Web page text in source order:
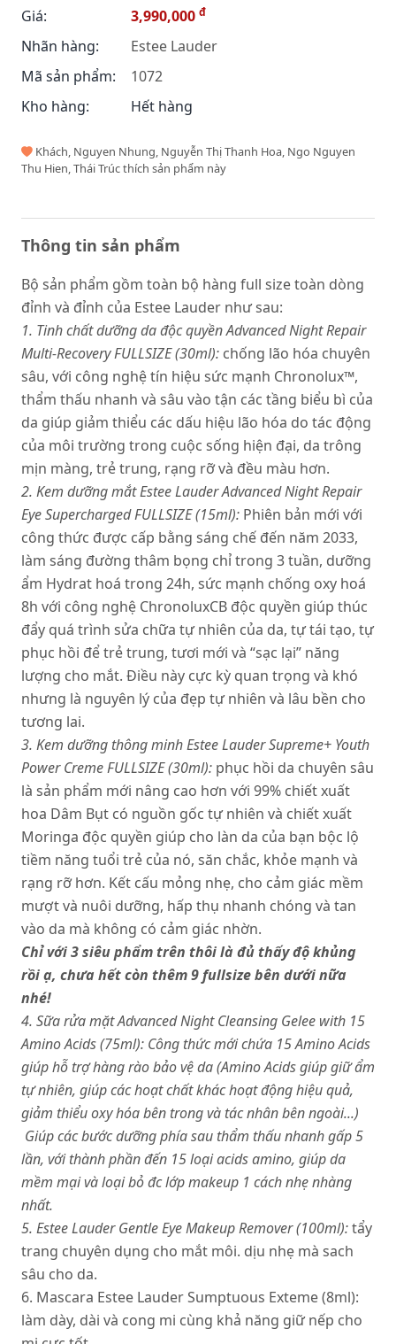
Giá: 3,990,000 đ
Nhãn hàng:
Estee Lauder
Mã sản phẩm:
1072
Kho hàng:
Hết hàng
Khách, Nguyen Nhung, Nguyễn Thị Thanh Hoa, Ngo Nguyen
Thu Hien, Thái Trúc thích sản phẩm này
Thông tin sản phẩm
Bộ sản phẩm gồm toàn bộ hàng full size toàn dòng
đỉnh và đỉnh của Estee Lauder như sau:
1. Tinh chất dưỡng da độc quyền Advanced Night Repair
Multi-Recovery FULLSIZE (30ml): chống lão hóa chuyên
sâu, với công nghệ tín hiệu sức mạnh Chronolux™,
thẩm thấu nhanh và sâu vào tận các tầng biểu bì của
da giúp giảm thiểu các dấu hiệu lão hóa do tác động
của môi trường trong cuộc sống hiện đại, da trông
mịn màng, trẻ trung, rạng rỡ và đều màu hơn.
2. Kem dưỡng mắt Estee Lauder Advanced Night Repair
Eye Supercharged FULLSIZE (15ml): Phiên bản mới với
công thức được cấp bằng sáng chế đến năm 2033,
làm sáng đường thâm bọng chỉ trong 3 tuần, dưỡng
ẩm Hydrat hoá trong 24h, sức mạnh chống oxy hoá
8h với công nghệ ChronoluxCB độc quyền giúp thúc
đẩy quá trình sửa chữa tự nhiên của da, tự tái tạo, tự
phục hồi để trẻ trung, tươi mới và “sạc lại” năng
lượng cho mắt. Điều này cực kỳ quan trọng và khó
nhưng là nguyên lý của đẹp tự nhiên và lâu bền cho
tương lai.
3. Kem dưỡng thông minh Estee Lauder Supreme+ Youth
Power Creme FULLSIZE (30ml): phục hồi da chuyên sâu
là sản phẩm mới nâng cao hơn với 99% chiết xuất
hoa Dâm Bụt có nguồn gốc tự nhiên và chiết xuất
Moringa độc quyền giúp cho làn da của bạn bộc lộ
tiềm năng tuổi trẻ của nó, săn chắc, khỏe mạnh và
rạng rỡ hơn. Kết cấu mỏng nhẹ, cho cảm giác mềm
mượt và nuôi dưỡng, hấp thụ nhanh chóng và tan
vào da mà không có cảm giác nhờn.
Chỉ với 3 siêu phẩm trên thôi là đủ thấy độ khủng
rồi ạ, chưa hết còn thêm 9 fullsize bên dưới nữa
nhé!
4. Sữa rửa mặt Advanced Night Cleansing Gelee with 15
Amino Acids (75ml): Công thức mới chứa 15 Amino Acids
giúp hỗ trợ hàng rào bảo vệ da (Amino Acids giúp giữ ẩm
tự nhiên, giúp các hoạt chất khác hoạt động hiệu quả,
giảm thiểu oxy hóa bên trong và tác nhân bên ngoài...)
Giúp các bước dưỡng phía sau thẩm thấu nhanh gấp 5
lần, với thành phần đến 15 loại acids amino, giúp da
mềm mại và loại bỏ đc lớp makeup 1 cách nhẹ nhàng
nhất.
5. Estee Lauder Gentle Eye Makeup Remover(100ml):tẩy
trang chuyên dụng cho mắt môi. dịu nhẹ mà sach
sâu cho da.
6. Mascara Estee Lauder Sumptuous Exteme (8ml):
làm dày, dài và cong mi cùng khả năng giữ nếp cho